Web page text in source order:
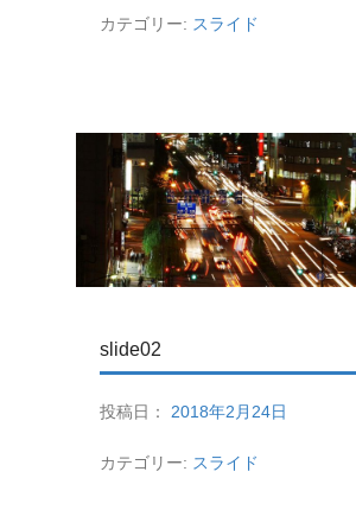
カテゴリー: スライド
slide02
投稿日： 2018年2月24日
カテゴリー: スライド